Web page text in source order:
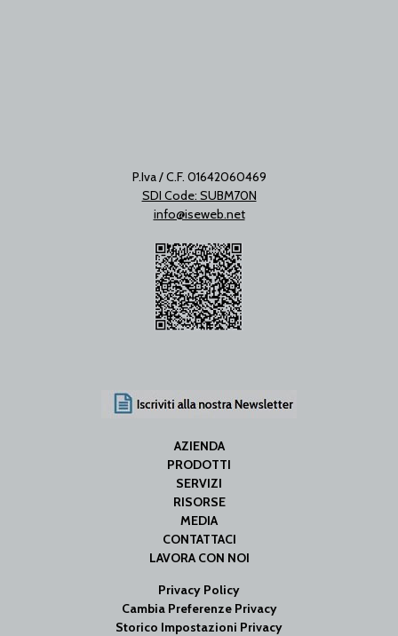
P.Iva / C.F. 01642060469
SDI Code: SUBM70N
info@iseweb.net
AZIENDA
PRODOTTI
SERVIZI
RISORSE
MEDIA
CONTATTACI
LAVORA CON NOI
Privacy Policy
Cambia Preferenze Privacy
Storico Impostazioni Privacy